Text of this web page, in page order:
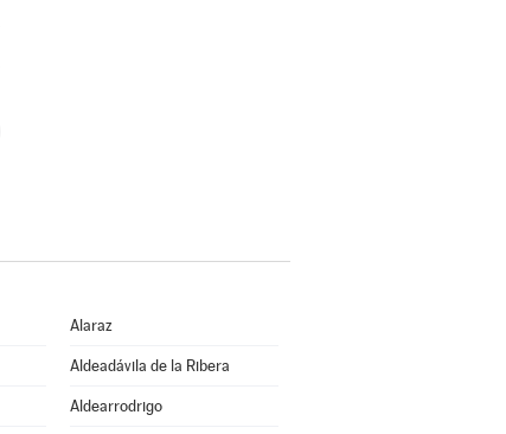
Alaraz
Aldeadávila de la Ribera
Aldearrodrigo